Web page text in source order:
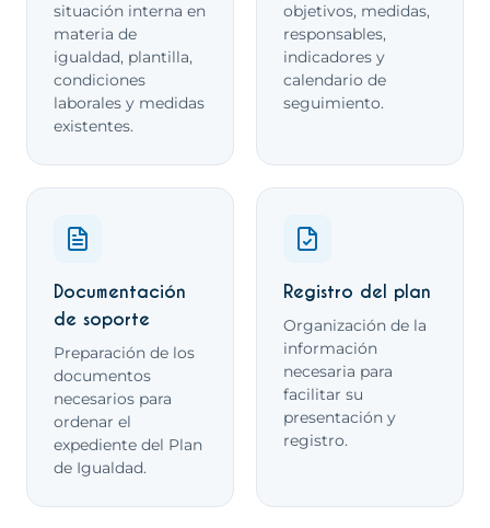
situación interna en
materia de
igualdad, plantilla,
condiciones
laborales y medidas
existentes.
objetivos, medidas,
responsables,
indicadores y
calendario de
seguimiento.
Documentación
de soporte
Preparación de los
documentos
necesarios para
ordenar el
expediente del Plan
de Igualdad.
Registro del plan
Organización de la
información
necesaria para
facilitar su
presentación y
registro.